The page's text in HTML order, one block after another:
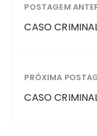
POSTAGEM
CASO
PRÓXIMA
CASO